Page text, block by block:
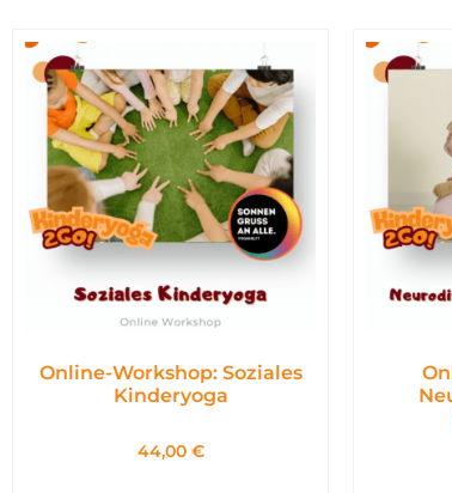
Online-Workshop: Soziales
Kinderyoga
44,00 €